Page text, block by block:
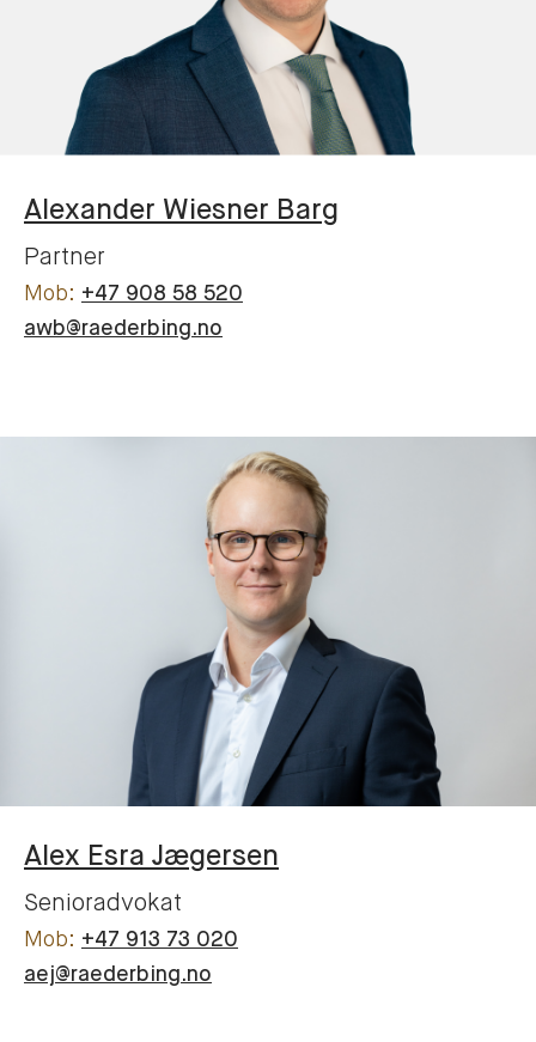
Alexander Wiesner Barg
Partner
+47 908 58 520
awb@raederbing.no
Alex Esra Jægersen
Senioradvokat
+47 913 73 020
aej@raederbing.no